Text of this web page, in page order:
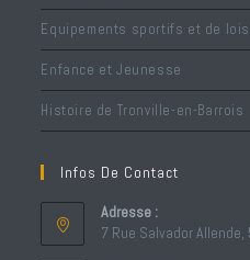
Equipements sportifs et de
Enfance et Jeunesse
Histoire de Tronville-en-Barrois
Infos De Contact
Adresse :
7 Rue Salvador